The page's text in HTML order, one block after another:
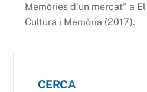
Memòries d’un mercat” a
Cultura i Memòria (2017).
CERCA